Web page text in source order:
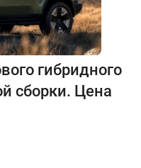
гибридного
сборки. Цена